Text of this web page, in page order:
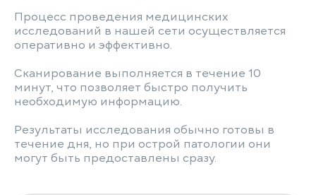
Процесс проведения медицинских
исследований в нашей сети осуществляется
оперативно и эффективно.
Сканирование выполняется в течение 10
минут, что позволяет быстро получить
необходимую информацию.
Результаты исследования обычно готовы в
течение дня, но при острой патологии они
могут быть предоставлены сразу.